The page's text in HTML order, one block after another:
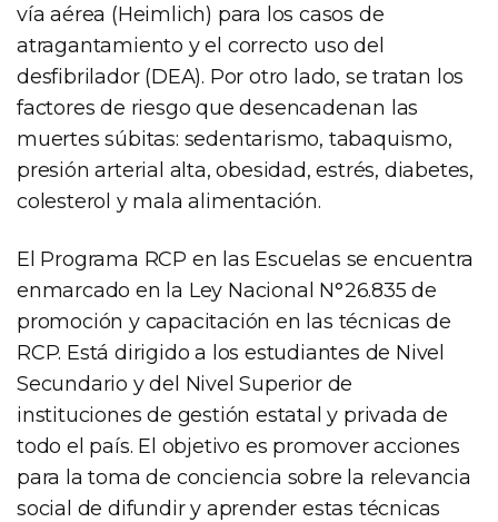
vía aérea (Heimlich) para los casos de
atragantamiento y el correcto uso del
desfibrilador (DEA). Por otro lado, se tratan los
factores de riesgo que desencadenan las
muertes súbitas: sedentarismo, tabaquismo,
presión arterial alta, obesidad, estrés, diabetes,
colesterol y mala alimentación.
El Programa RCP en las Escuelas se encuentra
enmarcado en la Ley Nacional N°26.835 de
promoción y capacitación en las técnicas de
RCP. Está dirigido a los estudiantes de Nivel
Secundario y del Nivel Superior de
instituciones de gestión estatal y privada de
todo el país. El objetivo es promover acciones
para la toma de conciencia sobre la relevancia
social de difundir y aprender estas técnicas